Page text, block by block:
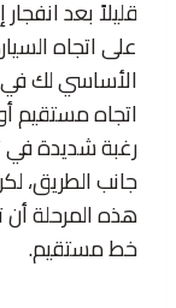
قليلاً بعد
على اتجاه
الأساسي لك في
اتجاه مستقيم
رغبة شديدة في
جانب الطريق،
هذه المرحلة أن
خط مستقيم.